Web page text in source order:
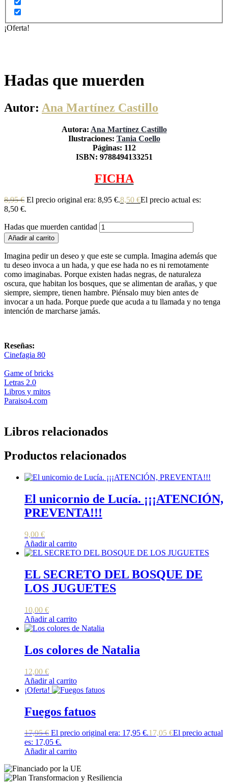
¡Oferta!
Hadas que muerden
Autor: Ana Martínez Castillo
Autora: Ana Martínez Castillo
Ilustraciones: Tania Coello
Páginas: 112
ISBN: 9788494133251
FICHA
8,95€ El precio original era: 8,95 €.8,50 €El precio actual es:
8,50 €.
Hadas que muerden cantidad
Añadir al carrito
Imagina pedir un deseo y que este se cumpla. Imagina además que
tu deseo invoca a un hada, y que ese hada no es ni remotamente
como imaginabas. Porque existen hadas negras, de naturaleza
oscura, que habitan los bosques, que se alimentan de arañas, y que
siempre, siempre, tienen hambre. Piénsalo muy bien antes de
invocar a un hada. Porque puede que acuda a tu llamada y no tenga
intención de marcharse jamás.
Reseñas:
Cinefagia 80
Game of bricks
Letras 2.0
Libros y mitos
Paraiso4.com
Libros relacionados
Productos relacionados
El unicornio de Lucía. ¡¡¡ATENCIÓN,
PREVENTA!!!
9,00 €
Añadir al carrito
EL SECRETO DEL BOSQUE DE
LOS JUGUETES
10,00 €
Añadir al carrito
Los colores de Natalia
12,00 €
Añadir al carrito
¡Oferta!
Fuegos fatuos
17,95€ El precio original era: 17,95 €.17,05 €El precio actual
es: 17,05 €.
Añadir al carrito